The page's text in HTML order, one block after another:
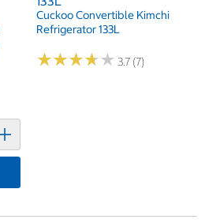
Cuckoo Convertible Kimchi
Refrigerator 133L
★★★★★
★★★★★ 3.7 (7)